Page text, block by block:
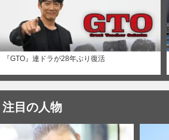
『GTO』連ドラが28年ぶり復活
注目の人物